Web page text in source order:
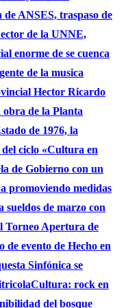
ANSES, traspaso de
de la UNNE,
enorme de se cuenca
de la musica
Hector Ricardo
obra de la Planta
de 1976, la
ciclo «Cultura en
de Gobierno con un
promoviendo medidas
sueldos de marzo con
Torneo Apertura de
evento de Hecho en
Sinfónica se
Cultura: rock en
del bosque